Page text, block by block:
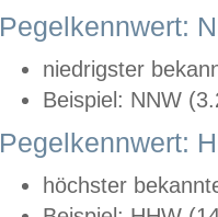
Pegelkennwert:
niedrigster
Beispiel: NNW
Pegelkennwert:
höchster